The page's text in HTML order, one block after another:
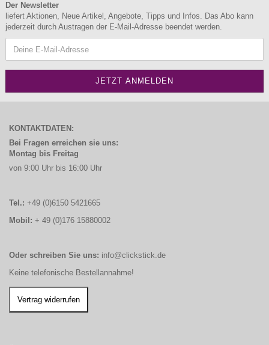
Der Newsletter
liefert Aktionen, Neue Artikel, Angebote, Tipps und Infos. Das Abo kann
jederzeit durch Austragen der E-Mail-Adresse beendet werden.
KONTAKTDATEN:
Bei Fragen erreichen sie uns:
Montag bis Freitag
von 9:00 Uhr bis 16:00 Uhr
Tel.: +49 (0)6150 5421665
Mobil: + 49 (0)176 15880002
Oder schreiben Sie uns: info@clickstick.de
Keine telefonische Bestellannahme!